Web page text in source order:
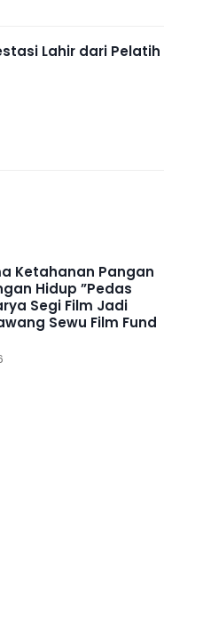
Lahir dari Pelatih
Ketahanan Pangan
Hidup ”Pedas
Segi Film Jadi
Sewu Film Fund